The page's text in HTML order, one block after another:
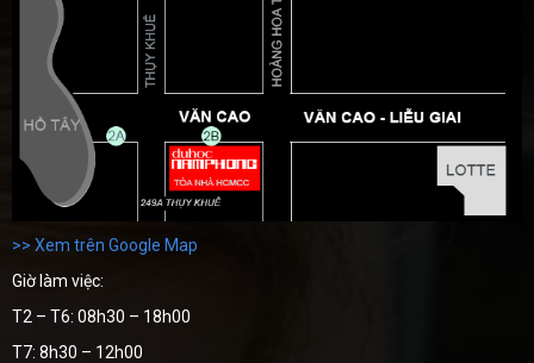
>> Xem trên Google Map
Giờ làm việc:
T2 – T6: 08h30 – 18h00
T7: 8h30 – 12h00